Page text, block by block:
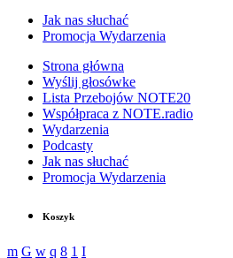
Jak nas słuchać
Promocja Wydarzenia
Strona główna
Wyślij głosówke
Lista Przebojów NOTE20
Współpraca z NOTE.radio
Wydarzenia
Podcasty
Jak nas słuchać
Promocja Wydarzenia
Koszyk